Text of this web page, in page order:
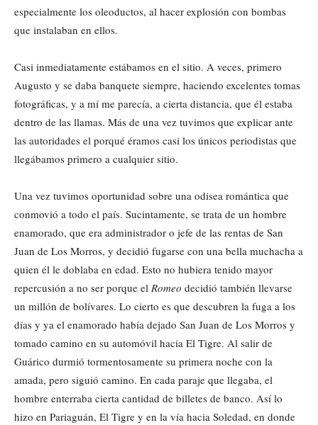
especialmente los oleoductos, al hacer explosión con bombas
que instalaban en ellos.
Casi inmediatamente estábamos en el sitio. A veces, primero
Augusto y se daba banquete siempre, haciendo excelentes tomas
fotográficas, y a mí me parecía, a cierta distancia, que él estaba
dentro de las llamas. Más de una vez tuvimos que explicar ante
las autoridades el porqué éramos casi los únicos periodistas que
llegábamos primero a cualquier sitio.
Una vez tuvimos oportunidad sobre una odisea romántica que
conmovió a todo el país. Sucintamente, se trata de un hombre
enamorado, que era administrador o jefe de las rentas de San
Juan de Los Morros, y decidió fugarse con una bella muchacha a
quien él le doblaba en edad. Esto no hubiera tenido mayor
repercusión a no ser porque el Romeo decidió también llevarse
un millón de bolívares. Lo cierto es que descubren la fuga a los
días y ya el enamorado había dejado San Juan de Los Morros y
tomado camino en su automóvil hacia El Tigre. Al salir de
Guárico durmió tormentosamente su primera noche con la
amada, pero siguió camino. En cada paraje que llegaba, el
hombre enterraba cierta cantidad de billetes de banco. Así lo
hizo en Pariaguán, El Tigre y en la vía hacia Soledad, en donde